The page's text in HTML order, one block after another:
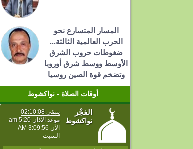
المسار المتسارع نحو
الحرب العالمية الثالثة...
ضغوطات حروب الشرق
الأوسط ووسط شرق أوروبا
وتضخم قوة الصين روسيا
أوقات الصلاة - نواكشوط